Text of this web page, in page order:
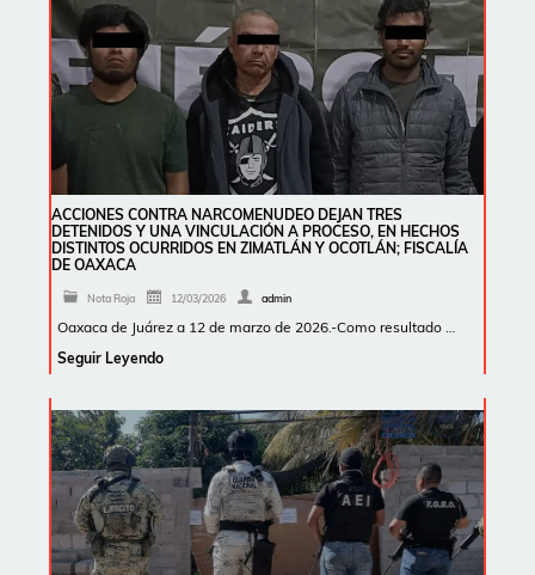
ACCIONES CONTRA NARCOMENUDEO DEJAN TRES
DETENIDOS Y UNA VINCULACIÓN A PROCESO, EN HECHOS
DISTINTOS OCURRIDOS EN ZIMATLÁN Y OCOTLÁN; FISCALÍA
DE OAXACA
Nota Roja 12/03/2026 admin
Oaxaca de Juárez a 12 de marzo de 2026.-Como resultado …
Seguir Leyendo